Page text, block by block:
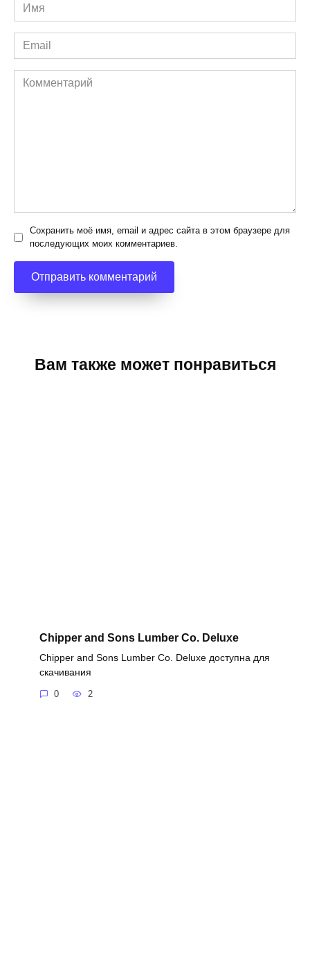
Имя
*
Email
*
Комментарий
Сохранить моё имя, email и адрес сайта в этом браузере для
последующих моих комментариев.
Вам также может понравиться
Chipper and Sons Lumber Co. Deluxe
Chipper and Sons Lumber Co. Deluxe доступна для
скачивания
0 2